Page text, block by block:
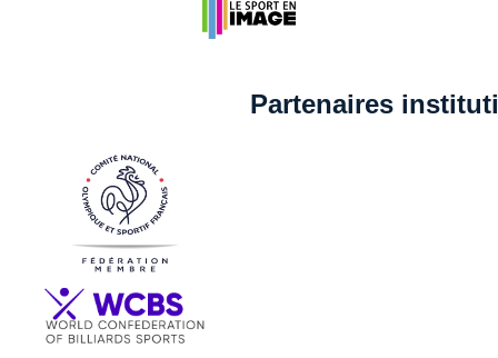
Partenaires